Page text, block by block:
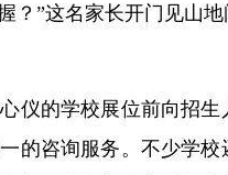
？”这名家长开门见山
的学校展位前向招生
的咨询服务。不少学